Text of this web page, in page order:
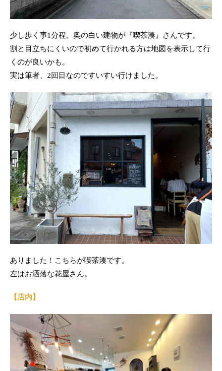
少し歩く事1分程。奥の白い建物が『喫茶湊』さんです。
割と目立ちにくいので初めて行かれる方は地図を表示して行
くのが良いかも。
実は筆者、2回目なのですいすい行けました。
ありました！こちらが喫茶湊です。
左はお洒落な花屋さん。
【店内】